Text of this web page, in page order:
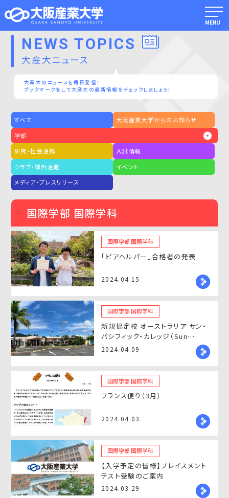
MENU
NEWS TOPICS
大産大ニュース
大産大のニュースを毎日発信！
ブックマークをして大産大の最新情報をチェックしましょう！
国際学部 国際学科
国際学部 国際学科
「ピアヘルパー」合格者の発表
2024.04.15
国際学部 国際学科
新規協定校 オーストラリア サン・
パシフィック・カレッジ（Sun
Pacific College）のご紹介
2024.04.09
国際学部 国際学科
フランス便り（3月）
2024.04.03
国際学部 国際学科
【入学予定の皆様】プレイスメント
テスト受験のご案内
2024.03.29
すべて
大阪産業大学からのお知らせ
学部
研究・社会連携
入試情報
クラブ・課外活動
イベント
メディア・プレスリリース